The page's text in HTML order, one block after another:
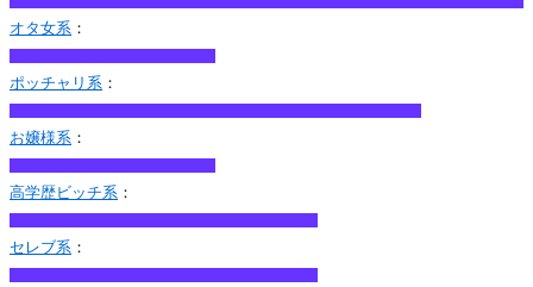
オタ女系 ：
ポッチャリ系 ：
お嬢様系 ：
高学歴ビッチ系 ：
セレブ系 ：